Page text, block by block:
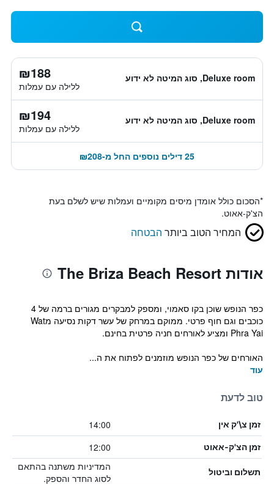
Deluxe room, סוג המיטה לא ידוע ₪188
ללילה עם עמלות
Deluxe room, סוג המיטה לא ידוע ₪194
ללילה עם עמלות
25 דילים נוספים החל מ-₪208
*הסכום כולל אומדן מיסים מקומיים ועמלות שיש לשלם בעת
הצ'ק-אאוט.
המחיר הטוב ביותר הבטחה
אודות The Briza Beach Resort
כפר הנופש שוכן בקו סאמוי, ומספק למבקרים מגורים ברמה של 4
כוכבים וגם חוף פרטי. ממוקם במרחק של עשר דקות נסיעה מWat
Phra Yai ומציע לאורחים חניה פרטית בחינם.
האורחים של כפר הנופש מוזמנים לפתוח את ה...
עוד
טוב לדעת
זמן צ\'ק אין 14:00
זמן הצ'ק-אאוט 12:00
תשלום וביטול
המדיניות משתנה בהתאם
לסוג החדר והספק.